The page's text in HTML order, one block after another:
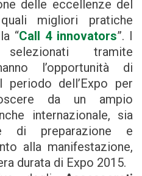
delle eccellenze del
migliori pratiche
“Call 4 innovators”. I
tramite
l’opportunità di
periodo dell’Expo per
da un ampio
internazionale, sia
di preparazione e
alla manifestazione,
durata di Expo 2015.